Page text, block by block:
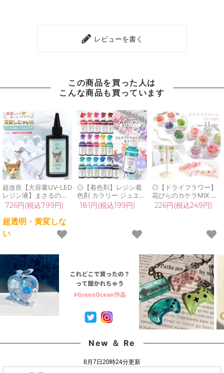
レビューを書く
この商品を買った人は
こんな商品も買っています
超改良【大容量UV-LED
レジン液】まさるの涙
ver.03 超透明 70g 初心
者 作家 コーティング
ハード 黄変しない 高品
質 クリア 猫 UVレジン
液 安い おすすめ
726円(税込799円)
超透明・黄変しな
い
◎【着色剤】レジン着
色剤 カラリー ジュエリ
ーウォーターカラー 単
品 レジン着色料 定番
GreenOceanオリジナ
181円(税込199円)
◎【ドライフラワー】
花びらのカケラMIX レ
ジン封入 レジン用花材
小花 小さい ミックス
入り ネイル 封入パーツ
226円(税込249円)
New ＆ Re